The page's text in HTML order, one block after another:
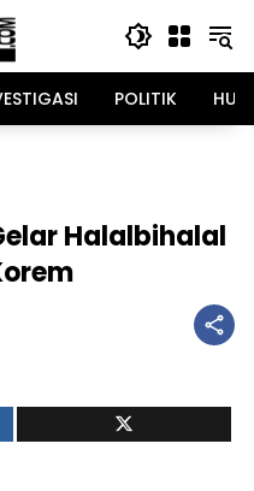
POLITIK
Halalbihalal